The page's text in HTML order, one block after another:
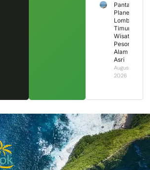
Pantai
Planet
Lombok
Timur,
Wisata
Pesona
Alam
Asri
August 1,
2026